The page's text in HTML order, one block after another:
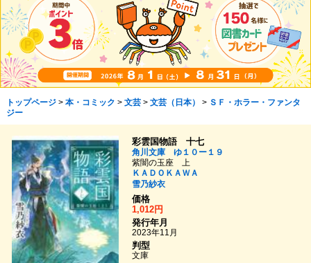
トップページ> 本・コミック > 文芸> 文芸（日本） > ＳＦ・ホラー・ファンタ
ジー
彩雲国物語 十七
角川文庫 ゆ１０ー１９
紫闇の玉座 上
ＫＡＤＯＫＡＷＡ
雪乃紗衣
価格
1,012円
発行年月
2023年11月
判型
文庫